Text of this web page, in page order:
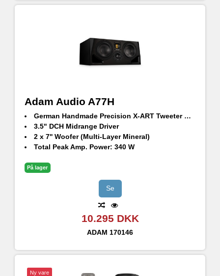
Adam Audio A77H
German Handmade Precision X-ART Tweeter with rotatable HPS waveguide
3.5" DCH Midrange Driver
2 x 7'' Woofer (Multi-Layer Mineral)
Total Peak Amp. Power: 340 W
Max. peak SPL per speaker at 1 m: 106 dB SPL
På lager
Se
10.295 DKK
ADAM 170146
Ny vare